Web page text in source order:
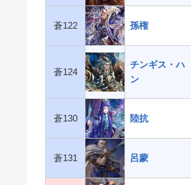
蒼122 孫権
蒼124
チンギス・ハ
ン
蒼130 陸抗
蒼131 呂蒙